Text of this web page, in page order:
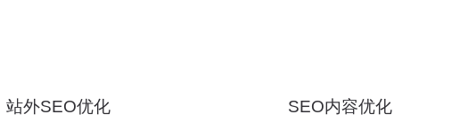
站外SEO优化 SEO内容优化